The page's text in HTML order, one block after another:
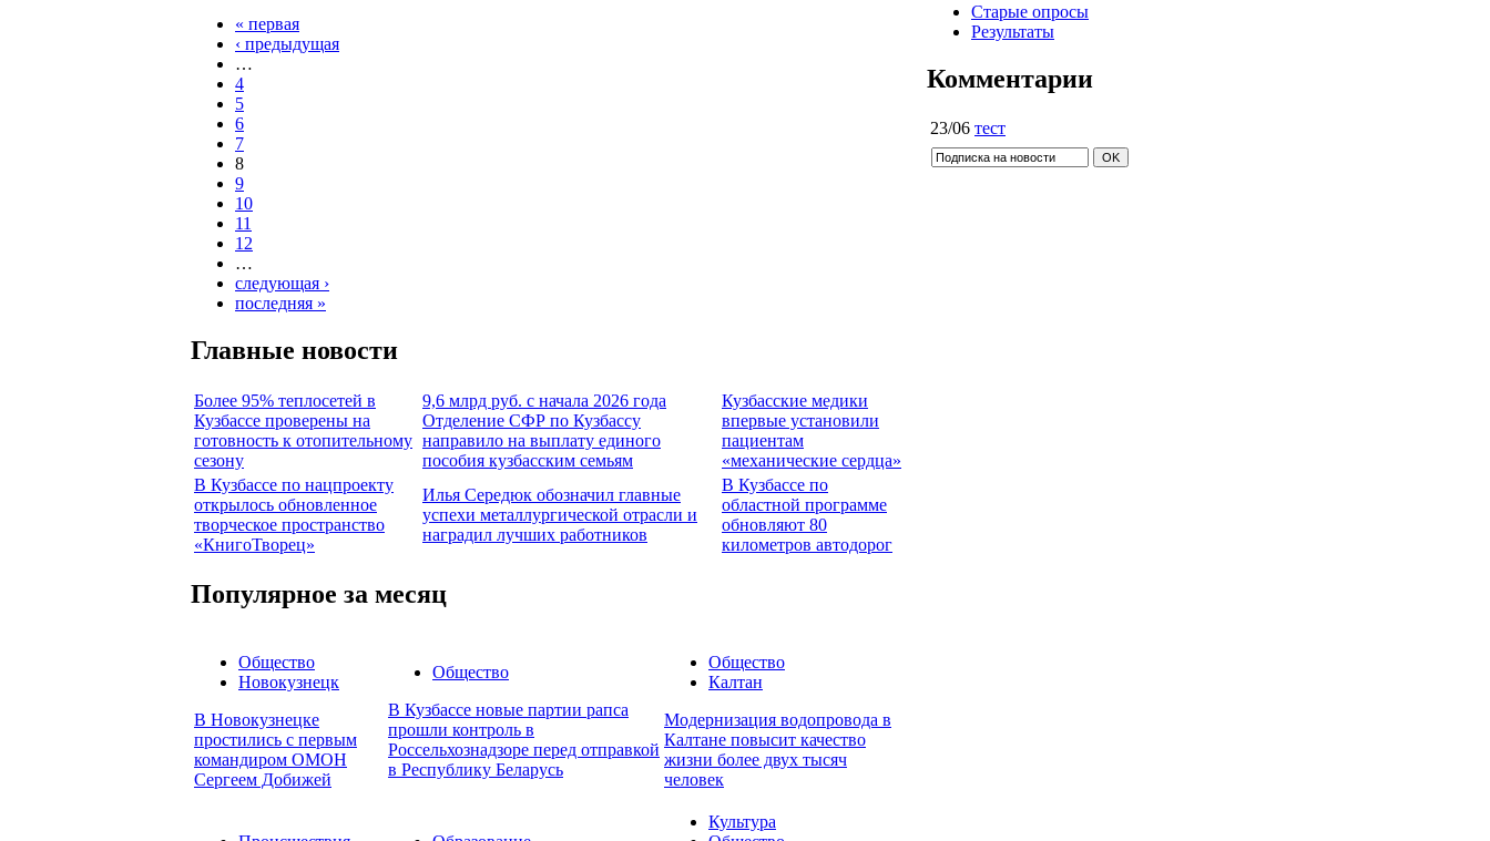
« первая
‹ предыдущая
…
4
5
6
7
8
9
10
11
12
…
следующая ›
последняя »
Главные новости
Более 95% теплосетей в
Кузбассе проверены на
готовность к отопительному
сезону
9,6 млрд руб. с начала 2026 года
Отделение СФР по Кузбассу
направило на выплату единого
пособия кузбасским семьям
Кузбасские медики
впервые установили
пациентам
«механические сердца»
В Кузбассе по нацпроекту
открылось обновленное
творческое пространство
«КнигоТворец»
Илья Середюк обозначил главные
успехи металлургической отрасли и
наградил лучших работников
В Кузбассе по
областной программе
обновляют 80
километров автодорог
Популярное за месяц
Общество
Новокузнецк
В Новокузнецке
простились с первым
командиром ОМОН
Сергеем Добижей
Общество
В Кузбассе новые партии рапса
прошли контроль в
Россельхознадзоре перед отправкой
в Республику Беларусь
Общество
Калтан
Модернизация водопровода в
Калтане повысит качество
жизни более двух тысяч
человек
Культура
Старые опросы
Результаты
Комментарии
23/06 тест